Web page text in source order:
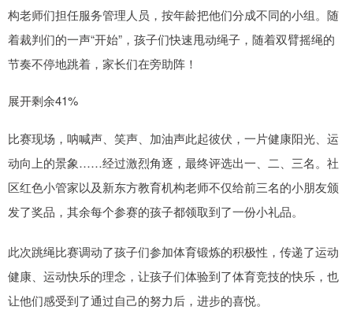
构老师们担任服务管理人员，按年龄把他们分成不同的小组。随
着裁判们的一声“开始”，孩子们快速甩动绳子，随着双臂摇绳的
节奏不停地跳着，家长们在旁助阵！
展开剩余41%
比赛现场，呐喊声、笑声、加油声此起彼伏，一片健康阳光、运
动向上的景象……经过激烈角逐，最终评选出一、二、三名。社
区红色小管家以及新东方教育机构老师不仅给前三名的小朋友颁
发了奖品，其余每个参赛的孩子都领取到了一份小礼品。
此次跳绳比赛调动了孩子们参加体育锻炼的积极性，传递了运动
健康、运动快乐的理念，让孩子们体验到了体育竞技的快乐，也
让他们感受到了通过自己的努力后，进步的喜悦。